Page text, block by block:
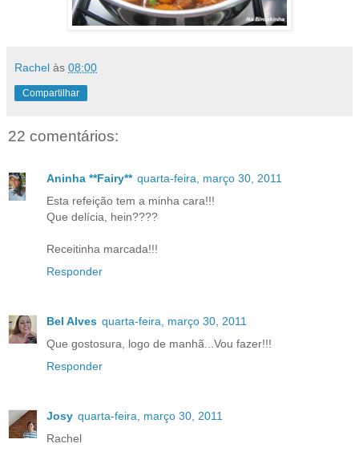
Rachel às 08:00
Compartilhar
22 comentários:
Aninha **Fairy** quarta-feira, março 30, 2011
Esta refeição tem a minha cara!!!
Que delícia, hein????
Receitinha marcada!!!
Responder
Bel Alves quarta-feira, março 30, 2011
Que gostosura, logo de manhã...Vou fazer!!!
Responder
Josy quarta-feira, março 30, 2011
Rachel